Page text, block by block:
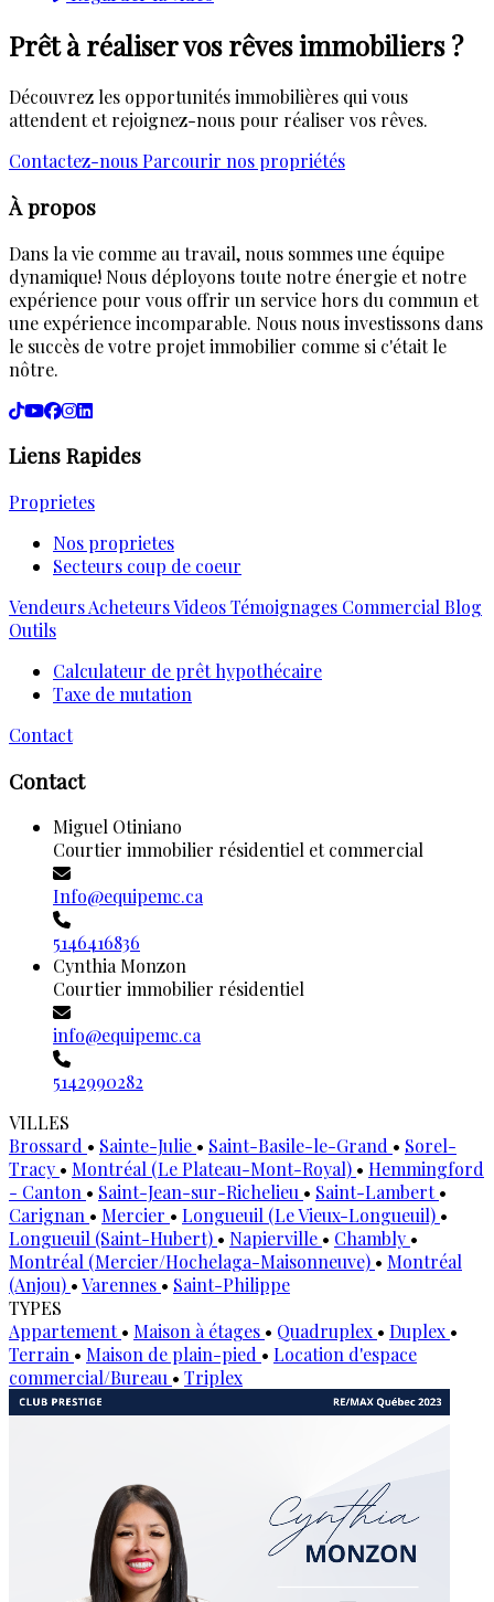
Prêt à réaliser vos rêves immobiliers ?
Découvrez les opportunités immobilières qui vous
attendent et rejoignez-nous pour réaliser vos rêves.
Contactez-nous Parcourir nos propriétés
À propos
Dans la vie comme au travail, nous sommes une équipe
dynamique! Nous déployons toute notre énergie et notre
expérience pour vous offrir un service hors du commun et
une expérience incomparable. Nous nous investissons dans
le succès de votre projet immobilier comme si c'était le
nôtre.
Liens Rapides
Proprietes
Nos proprietes
Secteurs coup de coeur
VendeursAcheteursVideosTémoignages Commercial Blog
Outils
Calculateur de prêt hypothécaire
Taxe de mutation
Contact
Contact
Miguel Otiniano
Courtier immobilier résidentiel et commercial
Info@equipemc.ca
5146416836
Cynthia Monzon
Courtier immobilier résidentiel
info@equipemc.ca
5142990282
VILLES
Brossard • Sainte-Julie • Saint-Basile-le-Grand • Sorel-
Tracy • Montréal (Le Plateau-Mont-Royal) • Hemmingford
- Canton • Saint-Jean-sur-Richelieu • Saint-Lambert•
Carignan • Mercier • Longueuil (Le Vieux-Longueuil) •
Longueuil (Saint-Hubert) • Napierville • Chambly •
Montréal (Mercier/Hochelaga-Maisonneuve) • Montréal
(Anjou) •Varennes • Saint-Philippe
TYPES
Appartement• Maison à étages • Quadruplex • Duplex •
Terrain • Maison de plain-pied • Location d'espace
commercial/Bureau • Triplex